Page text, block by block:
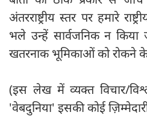
अंतरराष्ट्रीय स्तर पर हमारे
भले उन्हें सार्वजनिक न
खतरनाक भूमिकाओं को रोकने
(इस लेख में व्यक्त विचार/
'वेबदुनिया' इसकी कोई